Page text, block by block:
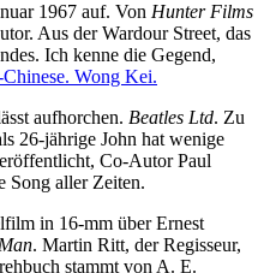
1967 auf. Von Hunter Films
Aus der Wardour Street, das
Ich kenne die Gegend,
Wong Kei.
aufhorchen. Beatles Ltd. Zu
26-jährige John hat wenige
Co-Autor Paul
Song aller Zeiten.
in 16-mm über Ernest
. Martin Ritt, der Regisseur,
stammt von A. E.